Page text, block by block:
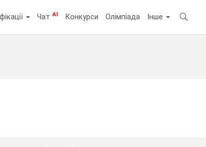
ЧатAI Конкурси Олімпіада Інше